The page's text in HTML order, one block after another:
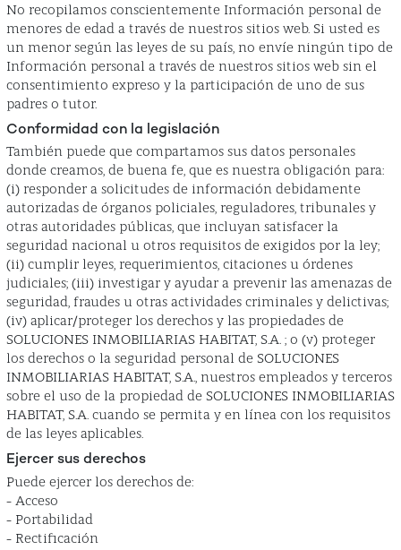
No recopilamos conscientemente Información personal de
menores de edad a través de nuestros sitios web. Si usted es
un menor según las leyes de su país, no envíe ningún tipo de
Información personal a través de nuestros sitios web sin el
consentimiento expreso y la participación de uno de sus
padres o tutor.
Conformidad con la legislación
También puede que compartamos sus datos personales
donde creamos, de buena fe, que es nuestra obligación para:
(i) responder a solicitudes de información debidamente
autorizadas de órganos policiales, reguladores, tribunales y
otras autoridades públicas, que incluyan satisfacer la
seguridad nacional u otros requisitos de exigidos por la ley;
(ii) cumplir leyes, requerimientos, citaciones u órdenes
judiciales; (iii) investigar y ayudar a prevenir las amenazas de
seguridad, fraudes u otras actividades criminales y delictivas;
(iv) aplicar/proteger los derechos y las propiedades de
SOLUCIONES INMOBILIARIAS HABITAT, S.A. ; o (v) proteger
los derechos o la seguridad personal de SOLUCIONES
INMOBILIARIAS HABITAT, S.A., nuestros empleados y terceros
sobre el uso de la propiedad de SOLUCIONES INMOBILIARIAS
HABITAT, S.A. cuando se permita y en línea con los requisitos
de las leyes aplicables.
Ejercer sus derechos
Puede ejercer los derechos de:
- Acceso
- Portabilidad
- Rectificación